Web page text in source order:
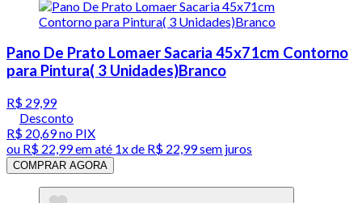
Pano De Prato Lomaer Sacaria 45x71cm Contorno
para Pintura( 3 Unidades)Branco
R$ 29,99
Desconto
R$ 20,69no PIX
ou R$ 22,99em até 1x de R$ 22,99sem juros
COMPRAR AGORA